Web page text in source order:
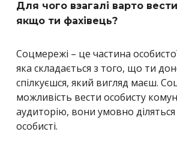
Для чого взагалі варто
якщо ти фахівець?
Соцмережі – це частина
яка складається з того, що ти
спілкуєшся, який вигляд маєш.
можливість вести особисту
аудиторію, вони умовно діляться
особисті.